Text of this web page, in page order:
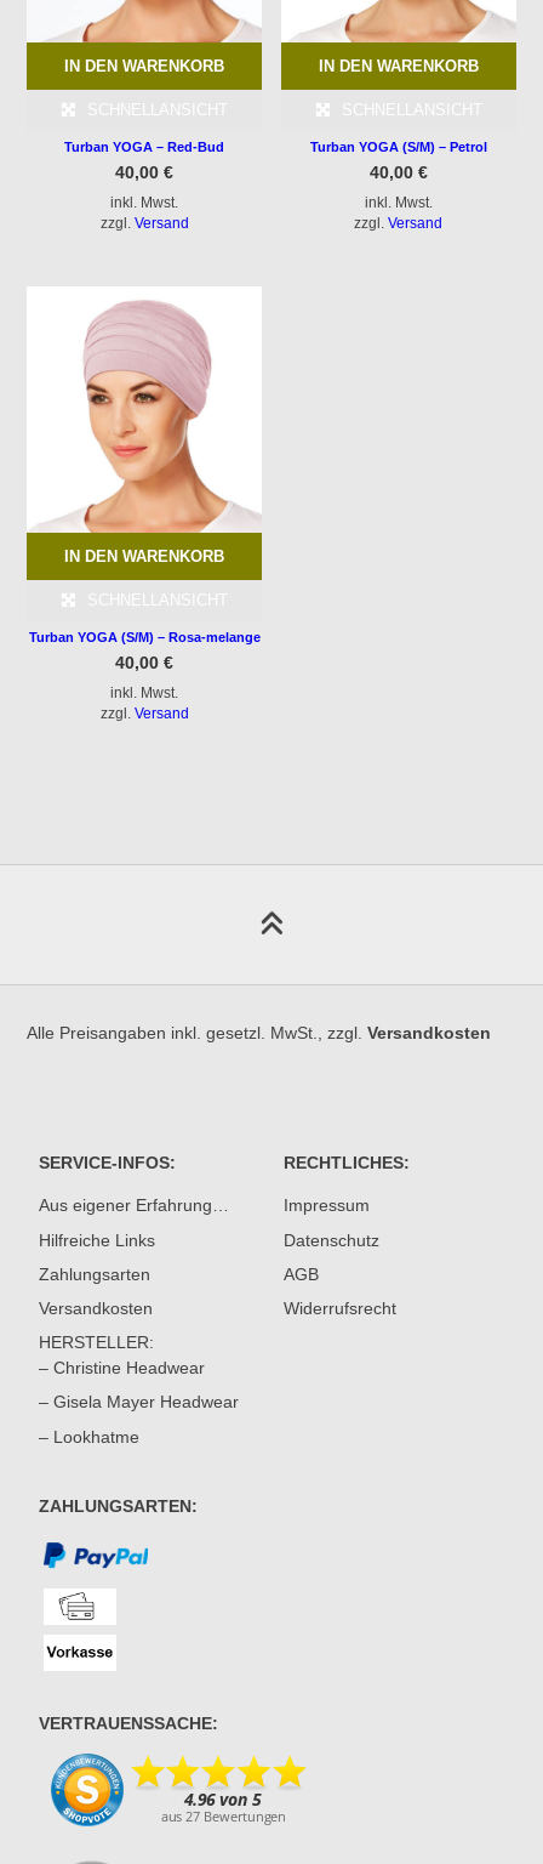
IN DEN WARENKORB
SCHNELLANSICHT
Turban YOGA – Red-Bud
40,00€
inkl. Mwst.
zzgl. Versand
IN DEN WARENKORB
SCHNELLANSICHT
Turban YOGA (S/M) – Petrol
40,00 €
inkl. Mwst.
zzgl.Versand
IN DEN WARENKORB
SCHNELLANSICHT
Turban YOGA (S/M) – Rosa-melange
40,00€
inkl. Mwst.
zzgl. Versand
Alle Preisangaben inkl. gesetzl. MwSt., zzgl.Versandkosten
SERVICE-INFOS:
Aus eigener Erfahrung…
Hilfreiche Links
Zahlungsarten
Versandkosten
HERSTELLER:
– Christine Headwear
– Gisela Mayer Headwear
– Lookhatme
RECHTLICHES:
Impressum
Datenschutz
AGB
Widerrufsrecht
ZAHLUNGSARTEN:
VERTRAUENSSACHE: